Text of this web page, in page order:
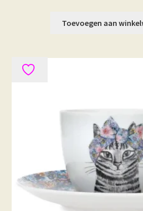
Toevoegen aan